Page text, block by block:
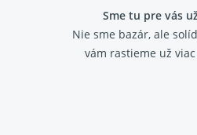
Sme tu pre vás
Nie sme bazár, ale
vám rastieme už